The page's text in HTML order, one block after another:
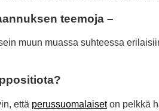
teemoja –
muun muassa suhteessa
että perussuomalaiseton pelkkä